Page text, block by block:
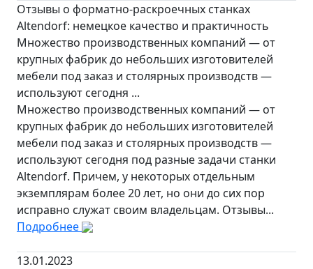
Отзывы о форматно-раскроечных станках
Altendorf: немецкое качество и практичность
Множество производственных компаний — от
крупных фабрик до небольших изготовителей
мебели под заказ и столярных производств —
используют сегодня ...
Множество производственных компаний — от
крупных фабрик до небольших изготовителей
мебели под заказ и столярных производств —
используют сегодня под разные задачи станки
Altendorf. Причем, у некоторых отдельным
экземплярам более 20 лет, но они до сих пор
исправно служат своим владельцам. Отзывы...
Подробнее
13.01.2023